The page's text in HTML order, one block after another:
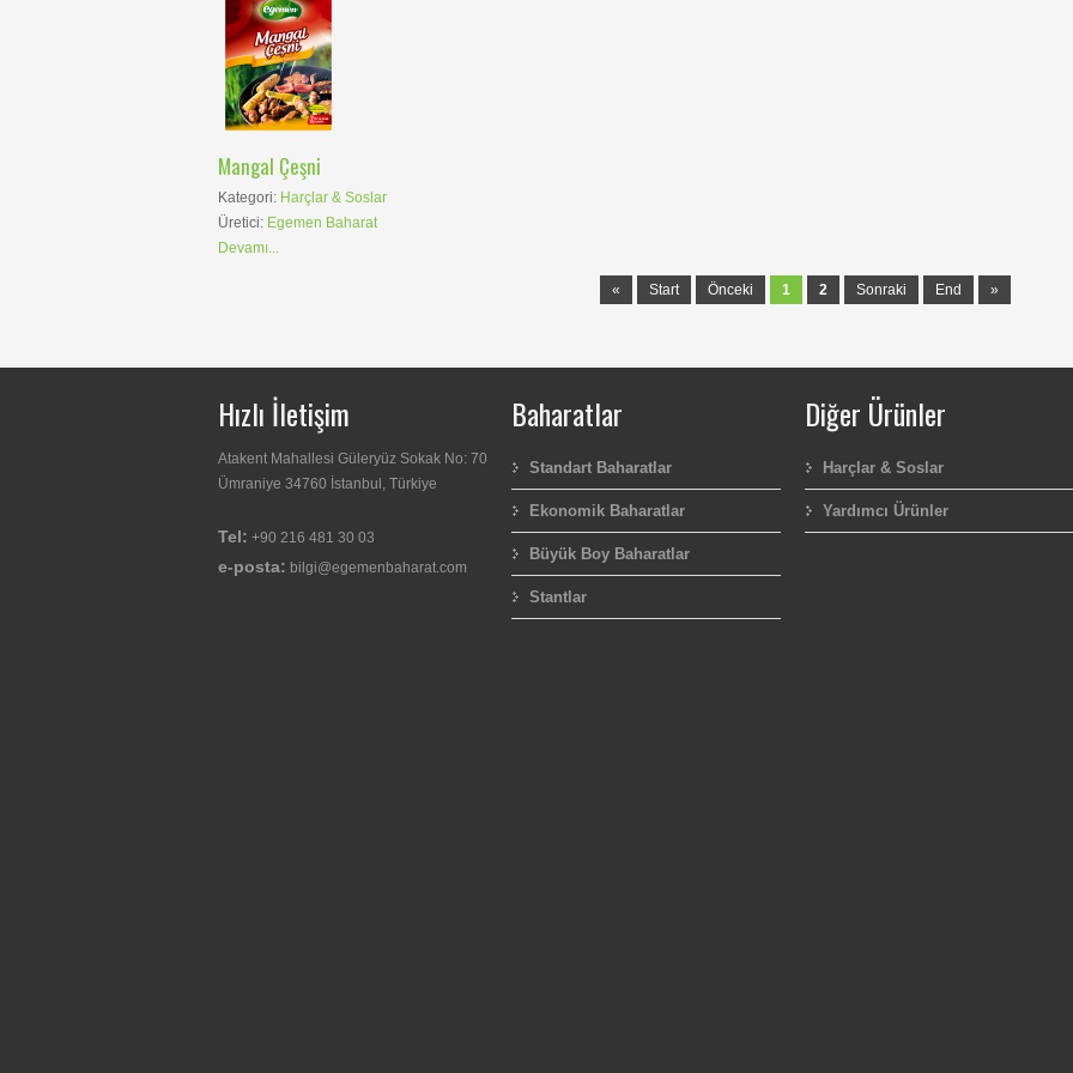
Mangal Çeşni
Kategori: Harçlar & Soslar
Üretici: Egemen Baharat
Devamı...
« Start Önceki 1 2 Sonraki End »
Hızlı İletişim
Atakent Mahallesi Güleryüz Sokak No: 70
Ümraniye 34760 İstanbul, Türkiye
Tel: +90 216 481 30 03
e-posta: bilgi@egemenbaharat.com
Baharatlar
Standart Baharatlar
Ekonomik Baharatlar
Büyük Boy Baharatlar
Stantlar
Diğer Ürünler
Harçlar & Soslar
Yardımcı Ürünler